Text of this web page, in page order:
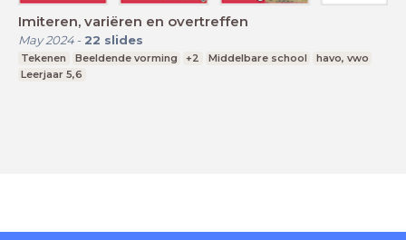
Imiteren, variëren en overtreffen
May 2024- 22 slides
Tekenen Beeldende vorming +2 Middelbare school
havo, vwo
Leerjaar 5,6